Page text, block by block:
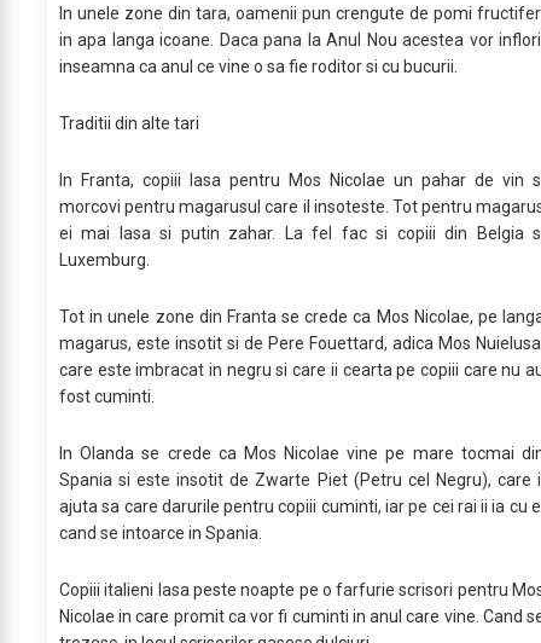
In unele zone din tara, oamenii pun crengute de pomi
in apa langa icoane. Daca pana la Anul Nou acestea vor
inseamna ca anul ce vine o sa fie roditor si cu bucurii.
Traditii din alte tari
In Franta, copiii lasa pentru Mos Nicolae un pahar de vin
morcovi pentru magarusul care il insoteste. Tot pentru
ei mai lasa si putin zahar. La fel fac si copiii din Belgia
Luxemburg.
Tot in unele zone din Franta se crede ca Mos Nicolae, pe
magarus, este insotit si de Pere Fouettard, adica Mos
care este imbracat in negru si care ii cearta pe copiii care nu
fost cuminti.
In Olanda se crede ca Mos Nicolae vine pe mare tocmai
Spania si este insotit de Zwarte Piet (Petru cel Negru), care
ajuta sa care darurile pentru copiii cuminti, iar pe cei rai ii ia cu
cand se intoarce in Spania.
Copiii italieni lasa peste noapte pe o farfurie scrisori pentru
Nicolae in care promit ca vor fi cuminti in anul care vine. Cand